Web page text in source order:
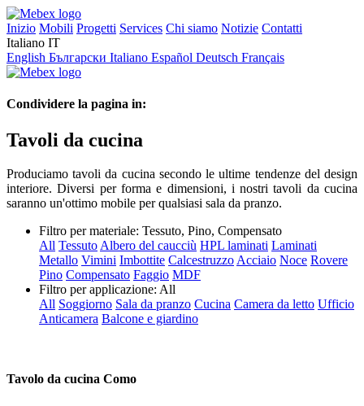
Inizio Mobili Progetti Services Chi siamo Notizie Contatti
Italiano IT
English Български Italiano Español Deutsch Français
Condividere la pagina in:
Tavoli da cucina
Produciamo tavoli da cucina secondo le ultime tendenze del design
interiore. Diversi per forma e dimensioni, i nostri tavoli da cucina
saranno un'ottimo mobile per qualsiasi sala da pranzo.
Filtro per materiale: Tessuto, Pino, Compensato
All TessutoAlbero del caucciù HPL laminati Laminati
Metallo Vimini Imbottite CalcestruzzoAcciaio Noce Rovere
Pino Compensato Faggio MDF
Filtro per applicazione: All
All Soggiorno Sala da pranzo Cucina Camera da letto Ufficio
Anticamera Balcone e giardino
Tavolo da cucina Como